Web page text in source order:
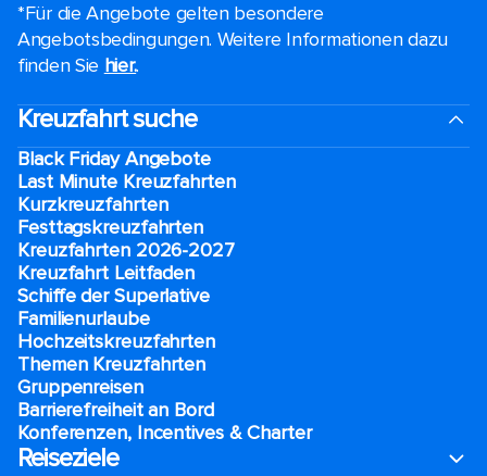
*Für die Angebote gelten besondere
Angebotsbedingungen. Weitere Informationen dazu
finden Sie hier..
Kreuzfahrt suche
Black Friday Angebote
Last Minute Kreuzfahrten
Kurzkreuzfahrten​
Festtagskreuzfahrten​
Kreuzfahrten 2026-2027
Kreuzfahrt Leitfaden
Schiffe der Superlative
Familienurlaube​
Hochzeitskreuzfahrten
Themen Kreuzfahrten
Gruppenreisen
Barrierefreiheit an Bord​
Konferenzen, Incentives & Charter
Reiseziele